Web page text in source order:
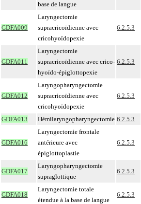
base de langue
GDFA009
Laryngectomie
supracricoïdienne avec
cricohyoïdopexie
6.2.5.3
GDFA011
Laryngectomie
supracricoïdienne avec crico-
hyoïdo-épiglottopexie
6.2.5.3
GDFA012
Laryngopharyngectomie
supracricoïdienne avec
cricohyoïdopexie
6.2.5.3
GDFA013 Hémilaryngopharyngectomie 6.2.5.3
GDFA016
Laryngectomie frontale
antérieure avec
épiglottoplastie
6.2.5.3
GDFA017
Laryngopharyngectomie
supraglottique
6.2.5.3
GDFA018
Laryngectomie totale
étendue à la base de langue
6.2.5.3